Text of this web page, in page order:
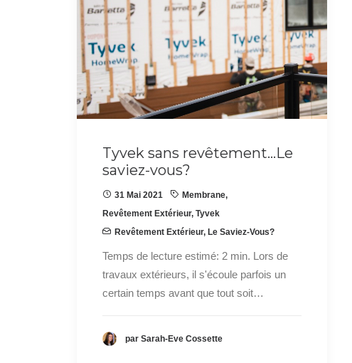
Tyvek sans revêtement…Le
saviez-vous?
31 Mai 2021 Membrane,
Revêtement Extérieur, Tyvek
Revêtement Extérieur, Le Saviez-Vous?
Temps de lecture estimé: 2 min. Lors de
travaux extérieurs, il s'écoule parfois un
certain temps avant que tout soit…
par Sarah-Eve Cossette